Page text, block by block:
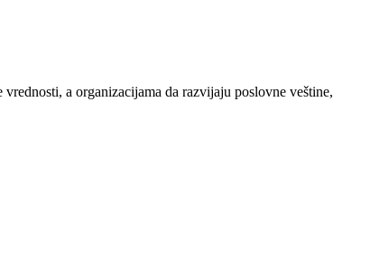
a organizacijama da razvijaju poslovne veštine,